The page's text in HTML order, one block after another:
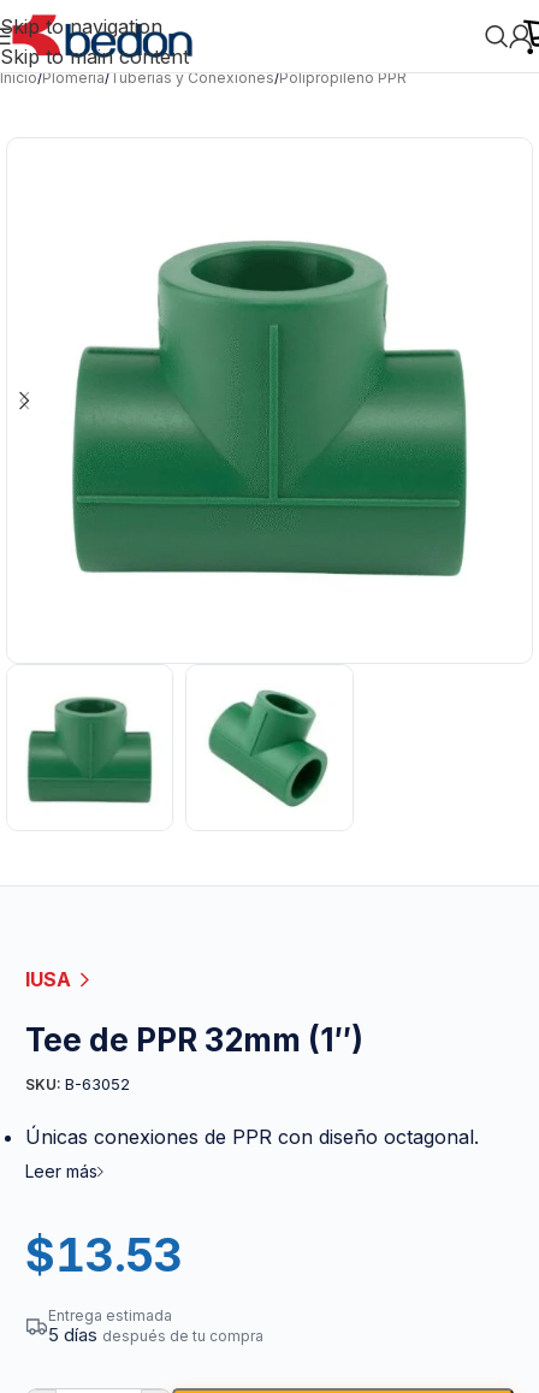
Skip to navigation
Skip to main content
Inicio/Plomería/Tuberías y Conexiones/Polipropileno PPR
IUSA
Tee de PPR 32mm (1″)
SKU: B-63052
Únicas conexiones de PPR con diseño octagonal.
Leer más
$13.53
Entrega estimada
5 días después de tu compra